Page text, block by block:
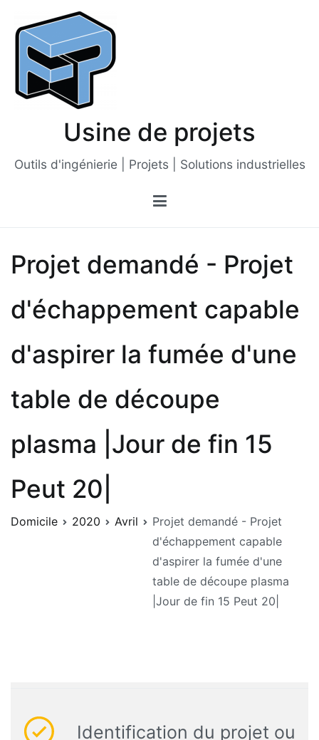
contenu
Usine de projets
Outils d'ingénierie | Projets | Solutions industrielles
Projet demandé - Projet
d'échappement capable
d'aspirer la fumée d'une
table de découpe
plasma |Jour de fin 15
Peut 20|
Domicile 2020 Avril
Projet demandé - Projet
d'échappement capable
d'aspirer la fumée d'une
table de découpe plasma
|Jour de fin 15 Peut 20|